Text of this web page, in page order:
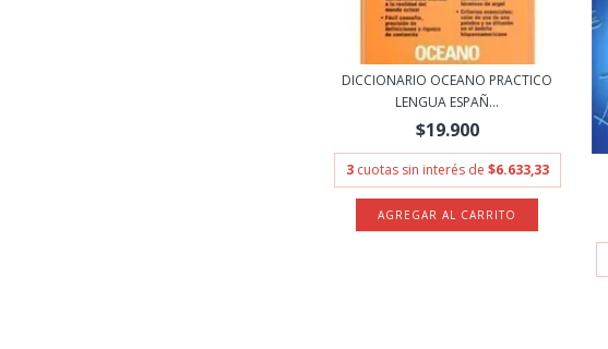
DICCIONARIO OCEANO PRACTICO
LENGUA ESPAÑ...
$19.900
3 cuotas sin interés de $6.633,33